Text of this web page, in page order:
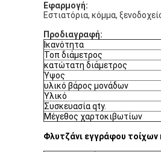
Εφαρμογή:
Εστιατόρια, κόμμα,
Προδιαγραφή:
Ικανότητα
Τοπ διάμετρος
κατώτατη διάμετρος
Ύψος
υλικό βάρος μονάδων
Υλικό
Συσκευασία qty.
Μέγεθος χαρτοκιβωτίων
Φλυτζάνι εγγράφου